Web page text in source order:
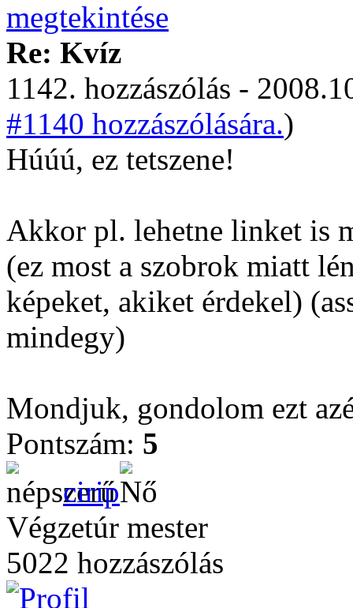
Re: Kvíz
1142. hozzászólás -
#1140 hozzászólására.)
Húúú, ez tetszene!
Akkor pl. lehetne linket is
(ez most a szobrok miatt
képeket, akiket érdekel)
mindegy)
Mondjuk, gondolom ezt
Pontszám: 5
cirip
Végzetúr mester
5022 hozzászólás